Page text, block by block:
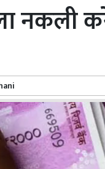
नकली